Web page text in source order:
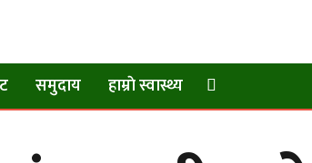
समुदाय हाम्राे स्वास्थ्य